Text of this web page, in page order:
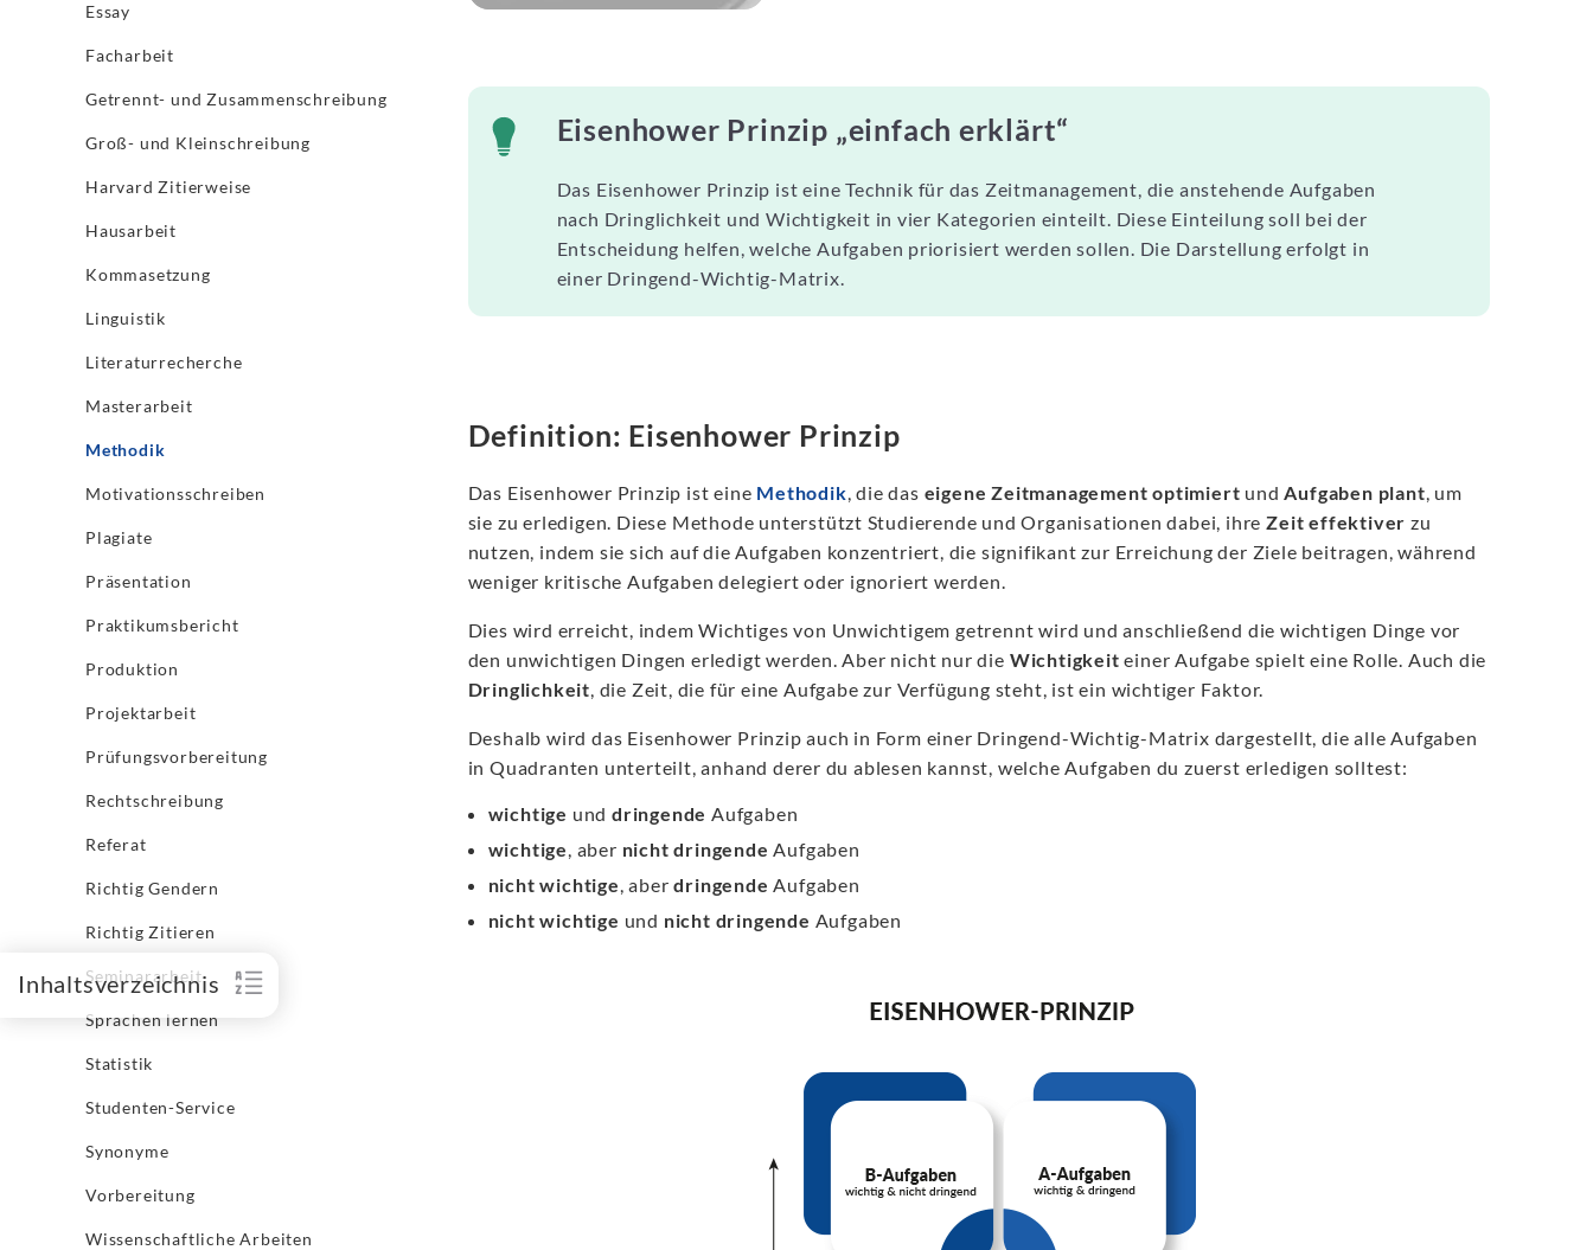
Essay
Facharbeit
Getrennt- und Zusammenschreibung
Groß- und Kleinschreibung
Harvard Zitierweise
Hausarbeit
Kommasetzung
Linguistik
Literaturrecherche
Masterarbeit
Methodik
Motivationsschreiben
Plagiate
Präsentation
Praktikumsbericht
Produktion
Projektarbeit
Prüfungsvorbereitung
Rechtschreibung
Referat
Richtig Gendern
Richtig Zitieren
Seminararbeit
Sprachen lernen
Statistik
Studenten-Service
Synonyme
Vorbereitung
Wissenschaftliche Arbeiten
Inhaltsverzeichnis
Eisenhower Prinzip „einfach erklärt“
Das Eisenhower Prinzip ist eine Technik für das Zeitmanagement, die anstehende Aufgaben
nach Dringlichkeit und Wichtigkeit in vier Kategorien einteilt. Diese Einteilung soll bei der
Entscheidung helfen, welche Aufgaben priorisiert werden sollen. Die Darstellung erfolgt in
einer Dringend-Wichtig-Matrix.
Definition: Eisenhower Prinzip
Das Eisenhower Prinzip ist eine Methodik, die das eigene Zeitmanagement optimiert undAufgaben plant, um
sie zu erledigen. Diese Methode unterstützt Studierende und Organisationen dabei, ihreZeit effektiver zu
nutzen, indem sie sich auf die Aufgaben konzentriert, die signifikant zur Erreichung der Ziele beitragen, während
weniger kritische Aufgaben delegiert oder ignoriert werden.
Dies wird erreicht, indem Wichtiges von Unwichtigem getrennt wird und anschließend die wichtigen Dinge vor
den unwichtigen Dingen erledigt werden. Aber nicht nur die Wichtigkeit einer Aufgabe spielt eine Rolle. Auch die
Dringlichkeit, die Zeit, die für eine Aufgabe zur Verfügung steht, ist ein wichtiger Faktor.
Deshalb wird das Eisenhower Prinzip auch in Form einer Dringend-Wichtig-Matrix dargestellt, die alle Aufgaben
in Quadranten unterteilt, anhand derer du ablesen kannst, welche Aufgaben du zuerst erledigen solltest:
wichtige und dringende Aufgaben
wichtige, aber nicht dringende Aufgaben
nicht wichtige, aberdringende Aufgaben
nicht wichtige und nicht dringende Aufgaben